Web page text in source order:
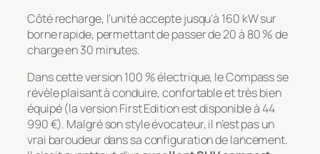
Côté recharge, l’unité accepte jusqu’à 160 kW sur
borne rapide, permettant de passer de 20 à 80 % de
charge en 30 minutes.
Dans cette version 100 % électrique, le Compass se
révèle plaisant à conduire, confortable et très bien
équipé (la version First Edition est disponible à 44
990 €). Malgré son style évocateur, il n’est pas un
vrai baroudeur dans sa configuration de lancement.